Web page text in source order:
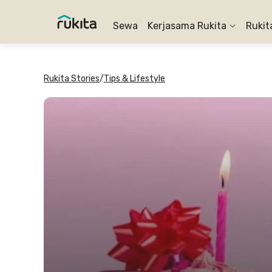
Sewa Kerjasama Rukita
Rukita Stories/Tips & Lifestyle